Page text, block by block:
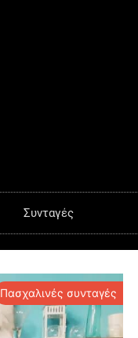
Συνταγές
Πασχαλινές συνταγές